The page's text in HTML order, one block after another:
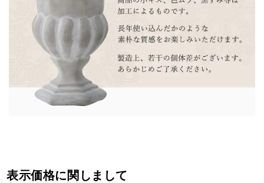
表示価格に関しまして